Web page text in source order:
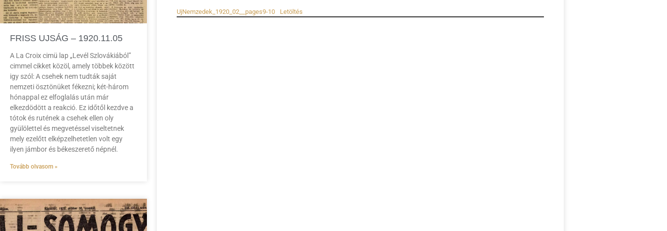
FRISS UJSÁG – 1920.11.05
A La Croix cimü lap „Levél Szlovákiából”
cimmel cikket közöl, amely többek között
igy szól: A csehek nem tudták saját
nemzeti ösztönüket fékezni; két-három
hónappal ez elfoglalás után már
elkezdödött a reakció. Ez időtől kezdve a
tótok és rutének a csehek ellen oly
gyülölettel és megvetéssel viseltetnek
mely ezelőtt elképzelhetetlen volt egy
ilyen jámbor és békeszerető népnél.
Tovább olvasom »
UjNemzedek_1920_02__pages9-10 Letöltés